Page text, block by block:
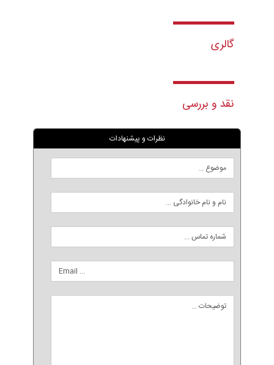
گالری
نقد و بررسی
نظرات و پیشنهادات